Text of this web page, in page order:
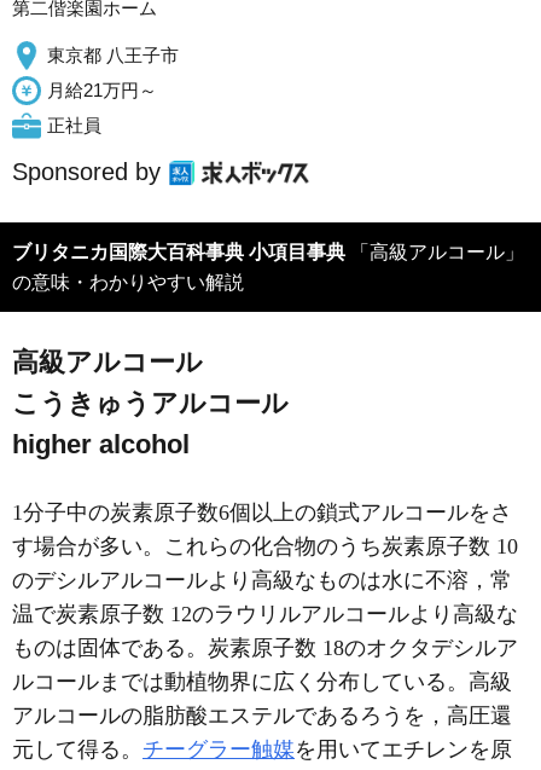
第二偕楽園ホーム
東京都 八王子市
月給21万円～
正社員
Sponsored by
ブリタニカ国際大百科事典 小項目事典
の意味・わかりやすい解説
高級アルコール
こうきゅうアルコール
higher alcohol
1分子中の炭素原子数6個以上の鎖式アルコールをさ
す場合が多い。これらの化合物のうち炭素原子数 10
のデシルアルコールより高級なものは水に不溶，常
温で炭素原子数 12のラウリルアルコールより高級な
ものは固体である。炭素原子数 18のオクタデシルア
ルコールまでは動植物界に広く分布している。高級
アルコールの脂肪酸エステルであるろうを，高圧還
元して得る。 チーグラー触媒を用いてエチレンを原